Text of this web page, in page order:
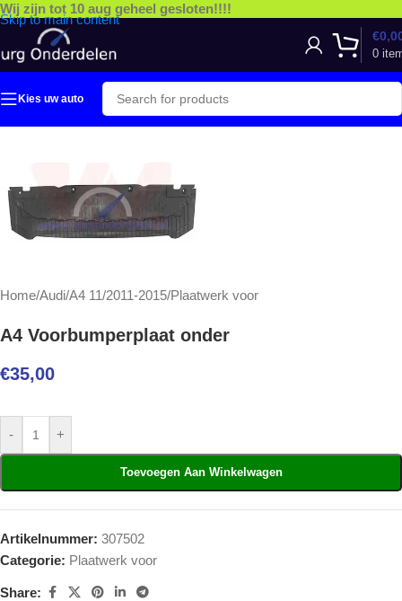
Skip to main content
Wij zijn tot 10 aug geheel gesloten!!!!
0
€
Kies uw auto
Home/Audi/A4 11/2011-2015/Plaatwerk voor
A4 Voorbumperplaat onder
€35,00
- +
Toevoegen Aan Winkelwagen
Artikelnummer: 307502
Categorie: Plaatwerk voor
Share: